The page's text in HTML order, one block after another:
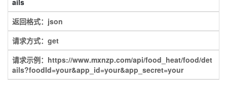
ails
返回格式：json
请求方式：get
请求示例：https://www.mxnzp.com/api/food_heat/food/det
ails?foodId=your&app_id=your&app_secret=your